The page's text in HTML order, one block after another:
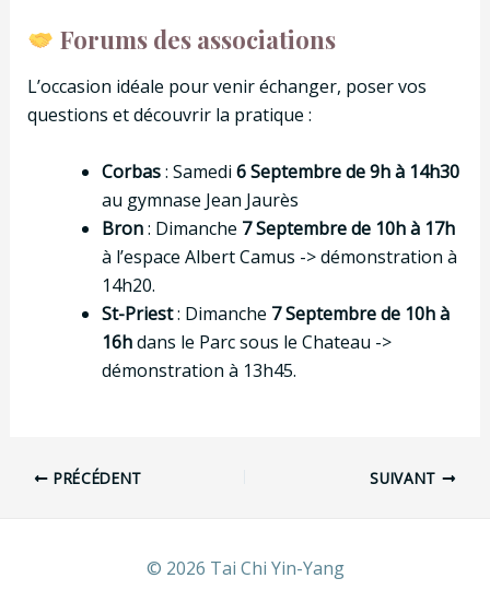
Forums des associations
L’occasion idéale pour venir échanger, poser vos
questions et découvrir la pratique :
Corbas: Samedi 6 Septembre de 9h à 14h30
au gymnase Jean Jaurès
Bron: Dimanche 7 Septembre de 10h à 17h
à l’espace Albert Camus -> démonstration à
14h20.
St-Priest: Dimanche 7 Septembre de 10h à
16hdans le Parc sous le Chateau ->
démonstration à 13h45.
Navigation
PRÉCÉDENT SUIVANT
© 2026 Tai Chi Yin-Yang